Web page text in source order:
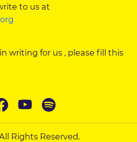
to us at
writing for us , please fill this
Rights Reserved.